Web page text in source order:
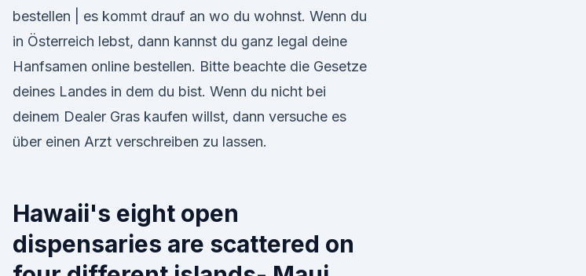
bestellen | es kommt drauf an wo du wohnst. Wenn du
in Österreich lebst, dann kannst du ganz legal deine
Hanfsamen online bestellen. Bitte beachte die Gesetze
deines Landes in dem du bist. Wenn du nicht bei
deinem Dealer Gras kaufen willst, dann versuche es
über einen Arzt verschreiben zu lassen.
Hawaii's eight open
dispensaries are scattered on